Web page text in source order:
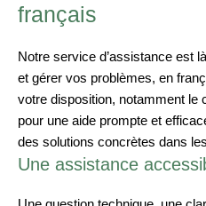
français
Notre service d’assistance est
et gérer vos problèmes, en
votre disposition, notamment le
pour une aide prompte et
des solutions concrètes dans
Une assistance